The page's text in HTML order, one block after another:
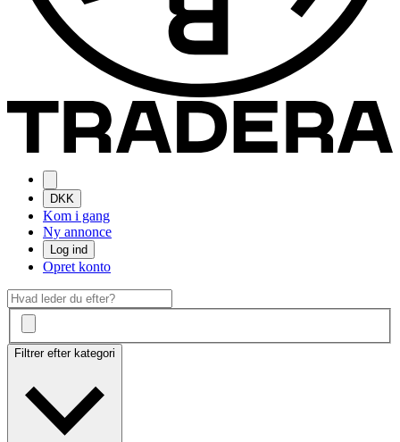
DKK
Kom i gang
Ny annonce
Log ind
Opret konto
Filtrer efter kategori